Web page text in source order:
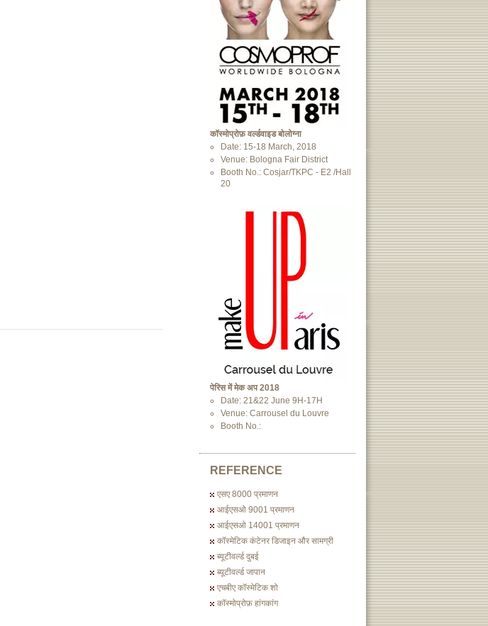
कॉस्मोप्रोफ़ वर्ल्डवाइड बोलोग्ना
Date: 15-18 March, 2018
Venue: Bologna Fair District
Booth No.: Cosjar/TKPC - E2 /Hall
20
पेरिस में मेक अप 2018
Date: 21&22 June 9H-17H
Venue: Carrousel du Louvre
Booth No.:
REFERENCE
एसए 8000 प्रमाणन
आईएसओ 9001 प्रमाणन
आईएसओ 14001 प्रमाणन
कॉस्मेटिक कंटेनर डिजाइन और सामग्री
ब्यूटीवर्ल्ड दुबई
ब्यूटीवर्ल्ड जापान
एचबीए कॉस्मेटिक शो
कॉस्मोप्रोफ़ हांगकांग